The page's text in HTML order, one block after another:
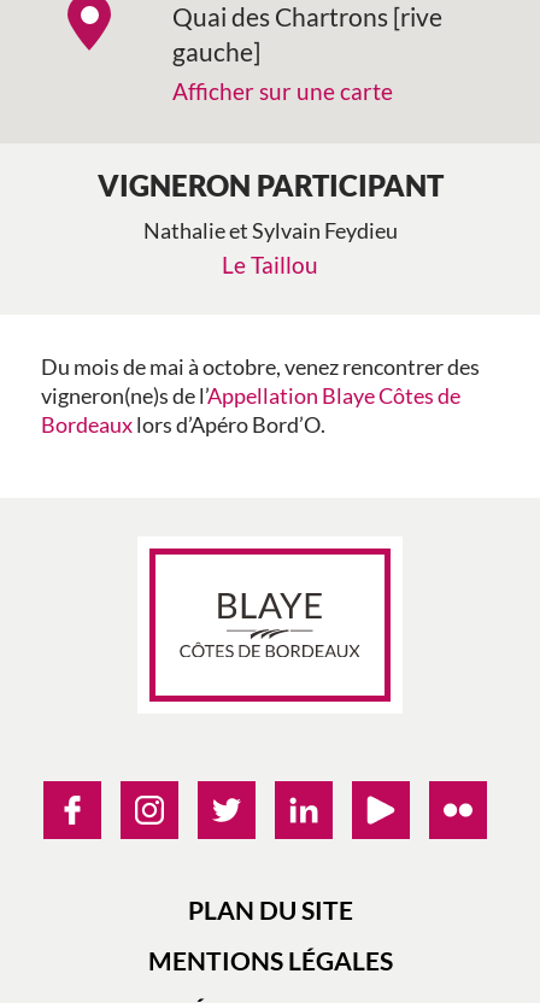
Quai des Chartrons [rive
gauche]
Afficher sur une carte
VIGNERON PARTICIPANT
Nathalie et Sylvain Feydieu
Le Taillou
Du mois de mai à octobre, venez rencontrer des
vigneron(ne)s de l’Appellation Blaye Côtes de
Bordeauxlors d’Apéro Bord’O.
PLAN DU SITE
MENTIONS LÉGALES